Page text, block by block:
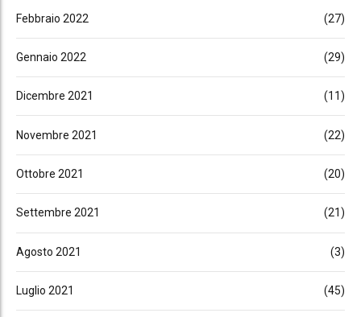
Febbraio 2022 (27)
Gennaio 2022 (29)
Dicembre 2021 (11)
Novembre 2021 (22)
Ottobre 2021 (20)
Settembre 2021 (21)
Agosto 2021 (3)
Luglio 2021 (45)